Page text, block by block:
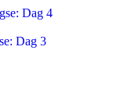
Dag 4
Dag 3